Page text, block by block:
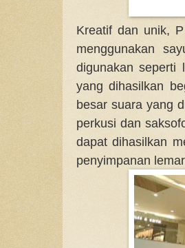
Kreatif dan unik,
menggunakan
digunakan seperti
yang dihasilkan
besar suara yang
perkusi dan
dapat dihasilkan
penyimpanan